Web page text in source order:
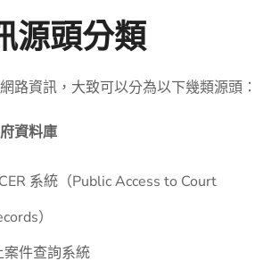
源頭分類
路資訊，大致可以分為以下幾類源頭：
資料庫
系統（Public Access to Court
）
件查詢系統